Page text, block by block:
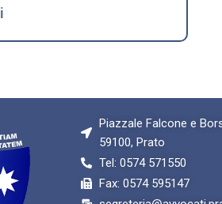
Piazzale Falcone e
59100, Prato
Tel: 0574 571550
Fax: 0574 595147